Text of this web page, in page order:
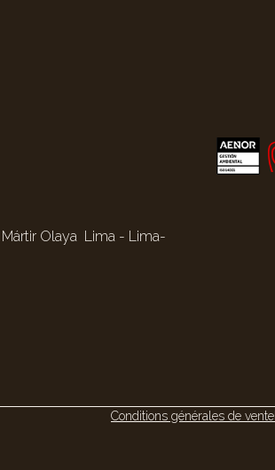
Mártir Olaya Lima - Lima-
Conditions générales de vente